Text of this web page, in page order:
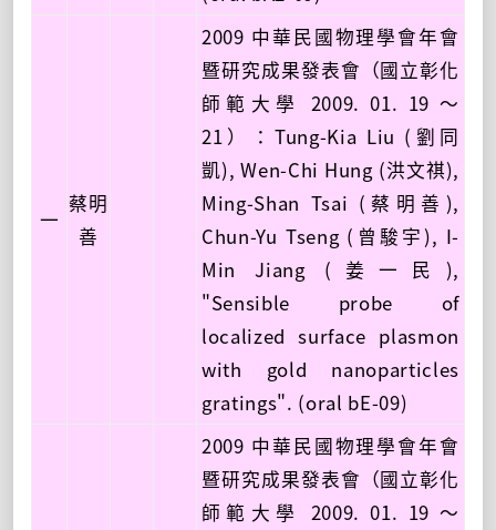
一
蔡明
善
2009 中華民國物理學會年會
暨研究成果發表會（國立彰化
師範大學 2009. 01. 19 ～
21）：Tung-Kia Liu (劉同
凱), Wen-Chi Hung (洪文祺),
Ming-Shan Tsai (蔡明善),
Chun-Yu Tseng (曾駿宇), I-
Min Jiang (姜一民),
"Sensible probe of
localized surface plasmon
with gold nanoparticles
gratings". (oral bE-09)
2009 中華民國物理學會年會
暨研究成果發表會（國立彰化
師範大學 2009. 01. 19 ～